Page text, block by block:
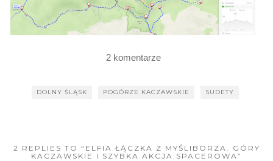
2 komentarze
DOLNY ŚLĄSK POGÓRZE KACZAWSKIE SUDETY
2 REPLIES TO “ELFIA ŁĄCZKA Z MYŚLIBORZA. GÓRY
KACZAWSKIE I SZYBKA AKCJA SPACEROWA”